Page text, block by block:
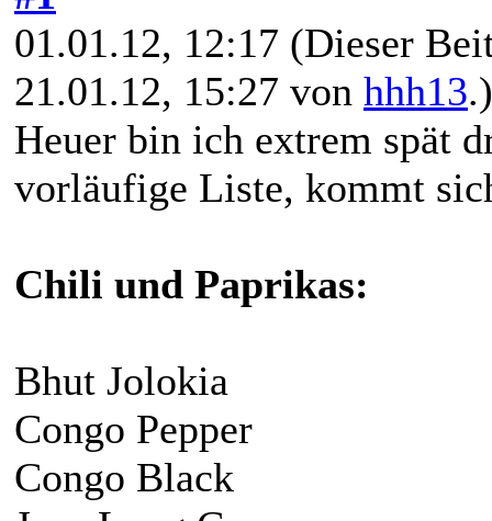
01.01.12, 12:17 (Dieser
21.01.12, 15:27 von hhh13.)
Heuer bin ich extrem spät
vorläufige Liste, kommt
Chili und Paprikas:
Bhut Jolokia
Congo Pepper
Congo Black